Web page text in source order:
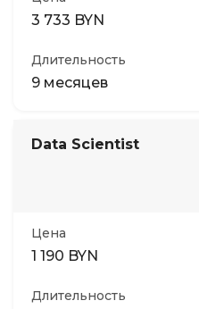
3 733 BYN
Длительность
9 месяцев
Data Scientist
Цена
1 190 BYN
Длительность